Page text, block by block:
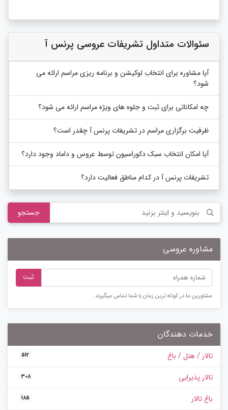
سئوالات متداول تشریفات عروسی پرنس آ
آیا مشاوره برای انتخاب لوکیشن و برنامه ریزی مراسم ارائه می
شود؟
چه امکاناتی برای ثبت و جلوه های ویژه مراسم ارائه می شود؟
ظرفیت برگزاری مراسم در تشریفات پرنس آ چقدر است؟
آیا امکان انتخاب سبک دکوراسیون توسط عروس و داماد وجود دارد؟
تشریفات پرنس آ در کدام مناطق فعالیت دارد؟
جستجو
مشاوره عروسی
ثبت
مشاورین ما در کوتاه ترین زمان با شما تماس میگیرند .
خدمات دهندگان
تالار / هتل / باغ 512
تالار پذیرایی 308
باغ تالار 185